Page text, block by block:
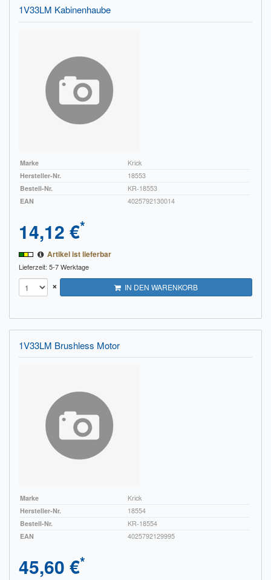
1V33LM Kabinenhaube
Marke
Krick
Hersteller-Nr.
18553
Bestell-Nr.
KR-18553
EAN
4025792130014
14,12 €*
Artikel ist lieferbar
Lieferzeit: 5-7 Werktage
× IN DEN WARENKORB
1V33LM Brushless Motor
Marke
Krick
Hersteller-Nr.
18554
Bestell-Nr.
KR-18554
EAN
4025792129995
45,60 €*